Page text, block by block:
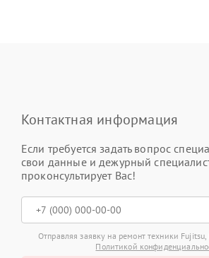
Контактная информация
Если требуется задать вопрос
свои данные и дежурный
проконсультирует Вас!
Отправляя заявку на ремонт техники
Политикой